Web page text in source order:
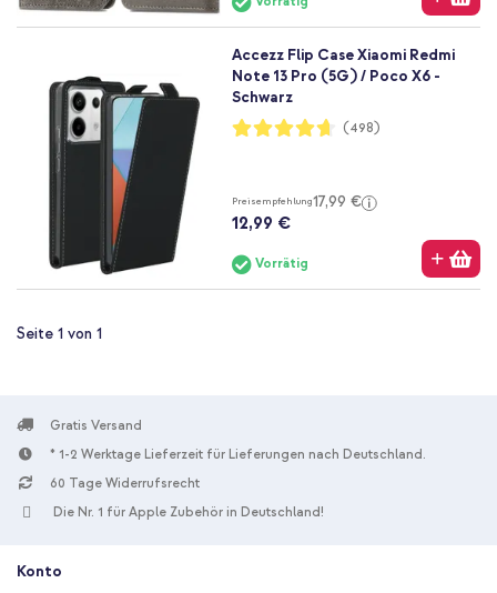
Accezz Flip Case Xiaomi Redmi
Note 13 Pro (5G) / Poco X6 -
Schwarz
Bewertung:
93%
(498)
Preisempfehlung17,99 €
12,99 €
Vorrätig
Seite 1 von 1
Gratis Versand
* 1-2 Werktage Lieferzeit für Lieferungen nach Deutschland.
60 Tage Widerrufsrecht
Die Nr. 1 für Apple Zubehör in Deutschland!
Konto